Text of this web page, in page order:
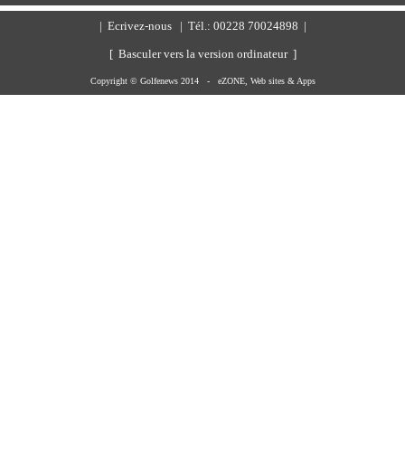
Ecrivez-nous | Tél.: 00228 70024898 |
[ Basculer vers la version ordinateur ]
Copyright © Golfenews 2014 - eZONE, Web sites & Apps